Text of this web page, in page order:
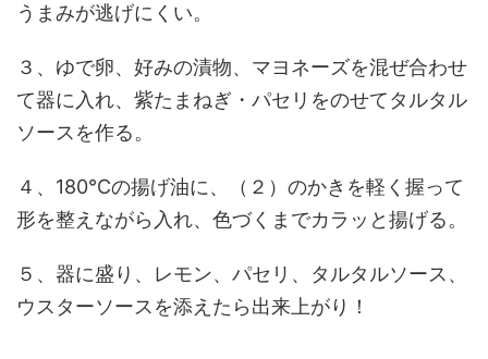
うまみが逃げにくい。
３、ゆで卵、好みの漬物、マヨネーズを混ぜ合わせ
て器に入れ、紫たまねぎ・パセリをのせてタルタル
ソースを作る。
４、180℃の揚げ油に、（２）のかきを軽く握って
形を整えながら入れ、色づくまでカラッと揚げる。
５、器に盛り、レモン、パセリ、タルタルソース、
ウスターソースを添えたら出来上がり！